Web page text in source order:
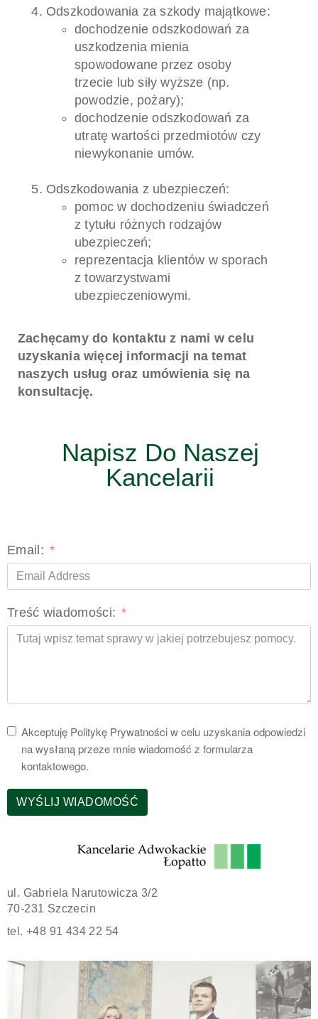
Odszkodowania za szkody majątkowe:
dochodzenie odszkodowań za
uszkodzenia mienia
spowodowane przez osoby
trzecie lub siły wyższe (np.
powodzie, pożary);
dochodzenie odszkodowań za
utratę wartości przedmiotów czy
niewykonanie umów.
Odszkodowania z ubezpieczeń:
pomoc w dochodzeniu świadczeń
z tytułu różnych rodzajów
ubezpieczeń;
reprezentacja klientów w sporach
z towarzystwami
ubezpieczeniowymi.
Zachęcamy do kontaktu z nami w celu
uzyskania więcej informacji na temat
naszych usług oraz umówienia się na
konsultację.
Napisz Do Naszej
Kancelarii
Email:
Treść wiadomości:
Akceptuję Politykę Prywatności w celu uzyskania odpowiedzi
na wysłaną przeze mnie wiadomość z formularza
kontaktowego.
WYŚLIJ WIADOMOŚĆ
ul. Gabriela Narutowicza 3/2
70-231 Szczecin
tel. +48 91 434 22 54